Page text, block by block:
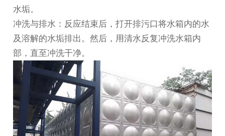
水垢。
冲洗与排水：反应结束后，打开排污口将水箱内的水
及溶解的水垢排出。然后，用清水反复冲洗水箱内
部，直至冲洗干净。